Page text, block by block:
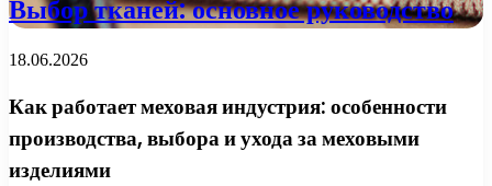
Выбор тканей: основное руководство
18.06.2026
Как работает меховая индустрия: особенности
производства, выбора и ухода за меховыми
изделиями